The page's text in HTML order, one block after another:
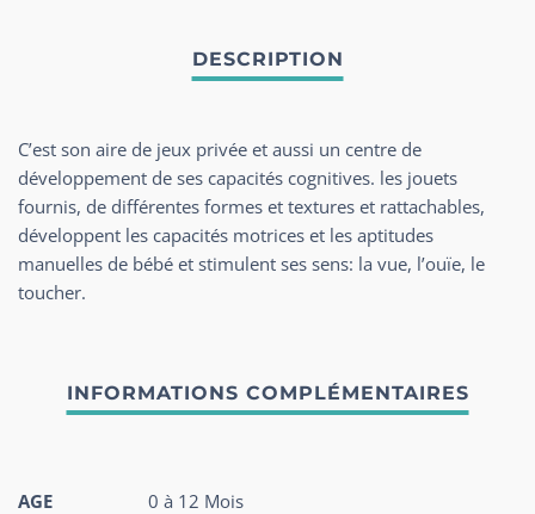
C’est son aire de jeux privée et aussi un centre de
développement de ses capacités cognitives. les jouets
fournis, de différentes formes et textures et rattachables,
développent les capacités motrices et les aptitudes
manuelles de bébé et stimulent ses sens: la vue, l’ouïe, le
toucher.
AGE 0 à 12 Mois